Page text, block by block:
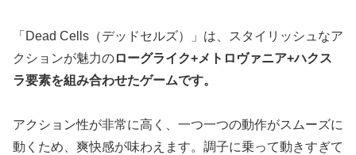
「Dead Cells（デッドセルズ）」は、スタイリッシュなア
クションが魅力のローグライク+メトロヴァニア+ハクス
ラ要素を組み合わせたゲームです。
アクション性が非常に高く、一つ一つの動作がスムーズに
動くため、爽快感が味わえます。調子に乗って動きすぎて